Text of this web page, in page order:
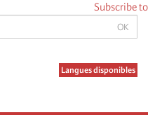
OK
Langues disponibles
Subscribe to